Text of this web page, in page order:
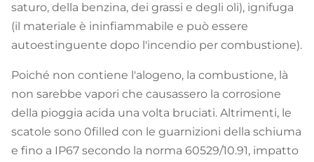
saturo, della benzina, dei grassi e degli oli), ignifuga
(il materiale è ininfiammabile e può essere
autoestinguente dopo l'incendio per combustione).
Poiché non contiene l'alogeno, la combustione, là
non sarebbe vapori che causassero la corrosione
della pioggia acida una volta bruciati. Altrimenti, le
scatole sono 0filled con le guarnizioni della schiuma
e fino a IP67 secondo la norma 60529/10.91, impatto